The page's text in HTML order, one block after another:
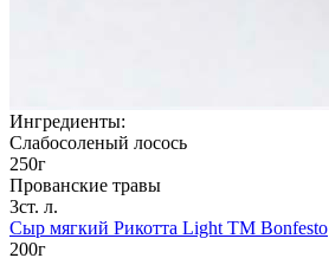
Ингредиенты:
Слабосоленый лосось
250г
Прованские травы
3ст. л.
Сыр мягкий Рикотта Light TM Bonfesto
200г